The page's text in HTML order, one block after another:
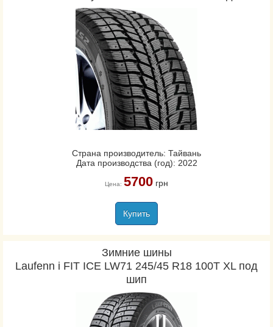
Страна производитель: Тайвань
Дата производства (год): 2022
Цена: 5700грн
Купить
Зимние шины
Laufenn i FIT ICE LW71 245/45 R18 100T XL под
шип